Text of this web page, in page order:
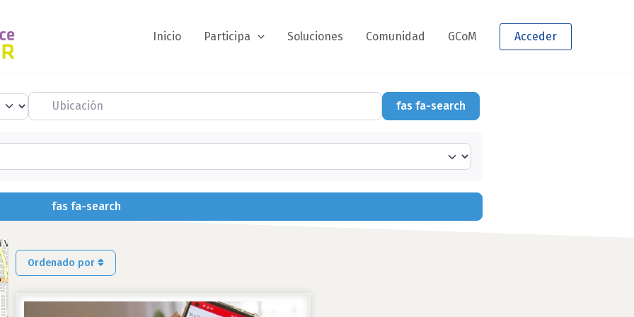
Inicio Participa Soluciones Comunidad GCoM Acceder
Ubicación fas fa-searchfas fa-search
fas fa-search
Ordenado por